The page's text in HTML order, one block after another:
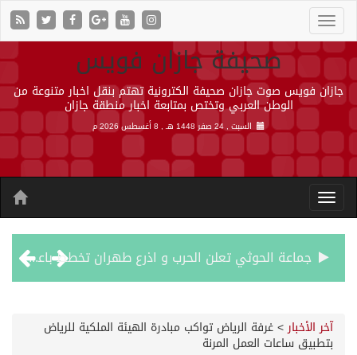
صحيفة جازان فويس
جازان فويس صوت جازان صحيفة الكترونية تهتم بنقل اخبار متنوعة من
الوطن العربي وتختص بمتابعة اخبار منطقة جازان
السبت , 24 صفر 1448 هـ , 8 أغسطس 2026 م
جماعة الحوثي تعلن الحرب و اذرع طهران تخطط باعمال ارهابية واسعة تطال دول الشرق الاوسط
آخر الأخبار>غرفة الرياض تواكب مبادرة الهيئة الملكية للرياض
بتطبيق ساعات العمل المرنة